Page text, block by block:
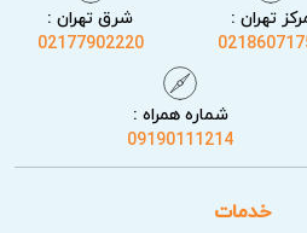
تهران :
شرق تهران :
02177902220
شماره همراه :
09190111214
خدمات